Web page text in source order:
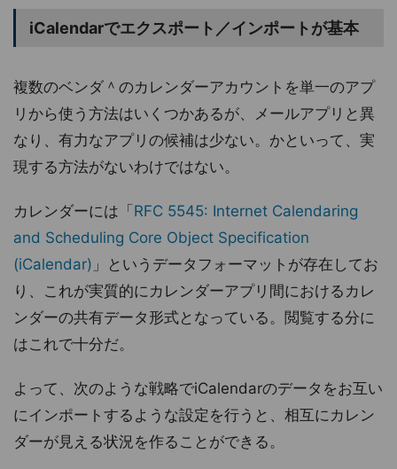
iCalendarでエクスポート／インポートが基本
複数のベンダ＾のカレンダーアカウントを単一のアプ
リから使う方法はいくつかあるが、メールアプリと異
なり、有力なアプリの候補は少ない。かといって、実
現する方法がないわけではない。
カレンダーには「 RFC 5545: Internet Calendaring
and Scheduling Core Object Specification
(iCalendar) 」というデータフォーマットが存在してお
り、これが実質的にカレンダーアプリ間におけるカレ
ンダーの共有データ形式となっている。閲覧する分に
はこれで十分だ。
よって、次のような戦略でiCalendarのデータをお互い
にインポートするような設定を行うと、相互にカレン
ダーが見える状況を作ることができる。